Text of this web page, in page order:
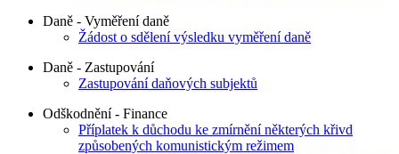
Daně - Vyměření daně
Žádost o sdělení výsledku vyměření daně
Daně - Zastupování
Zastupování daňových subjektů
Odškodnění - Finance
Příplatek k důchodu ke zmírnění některých křivd
způsobených komunistickým režimem